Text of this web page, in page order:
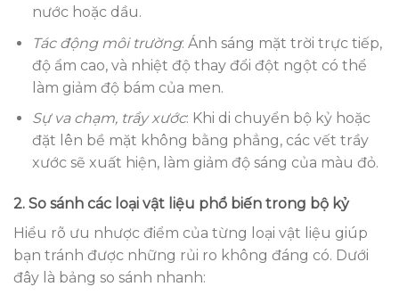
nước hoặc dầu.
Tác động môi trường: Ánh sáng mặt trời trực tiếp,
độ ẩm cao, và nhiệt độ thay đổi đột ngột có thể
làm giảm độ bám của men.
Sự va chạm, trầy xước: Khi di chuyển bộ kỷ hoặc
đặt lên bề mặt không bằng phẳng, các vết trầy
xước sẽ xuất hiện, làm giảm độ sáng của màu đỏ.
2. So sánh các loại vật liệu phổ biến trong bộ kỷ
Hiểu rõ ưu nhược điểm của từng loại vật liệu giúp
bạn tránh được những rủi ro không đáng có. Dưới
đây là bảng so sánh nhanh: